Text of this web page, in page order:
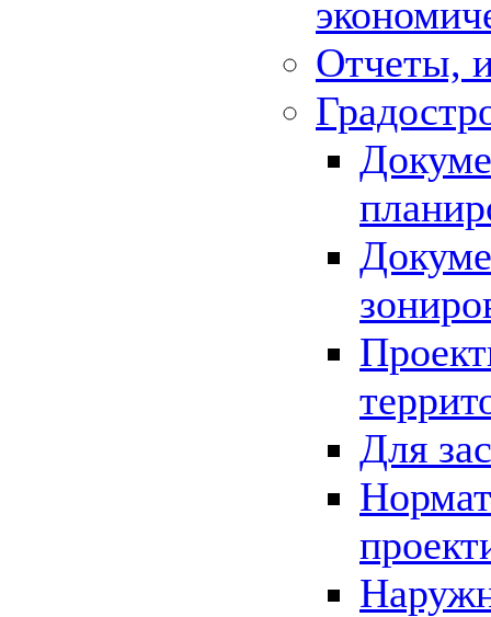
Отчеты,
Для